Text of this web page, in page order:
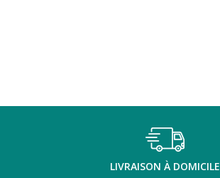
LIVRAISON À DOMICILE